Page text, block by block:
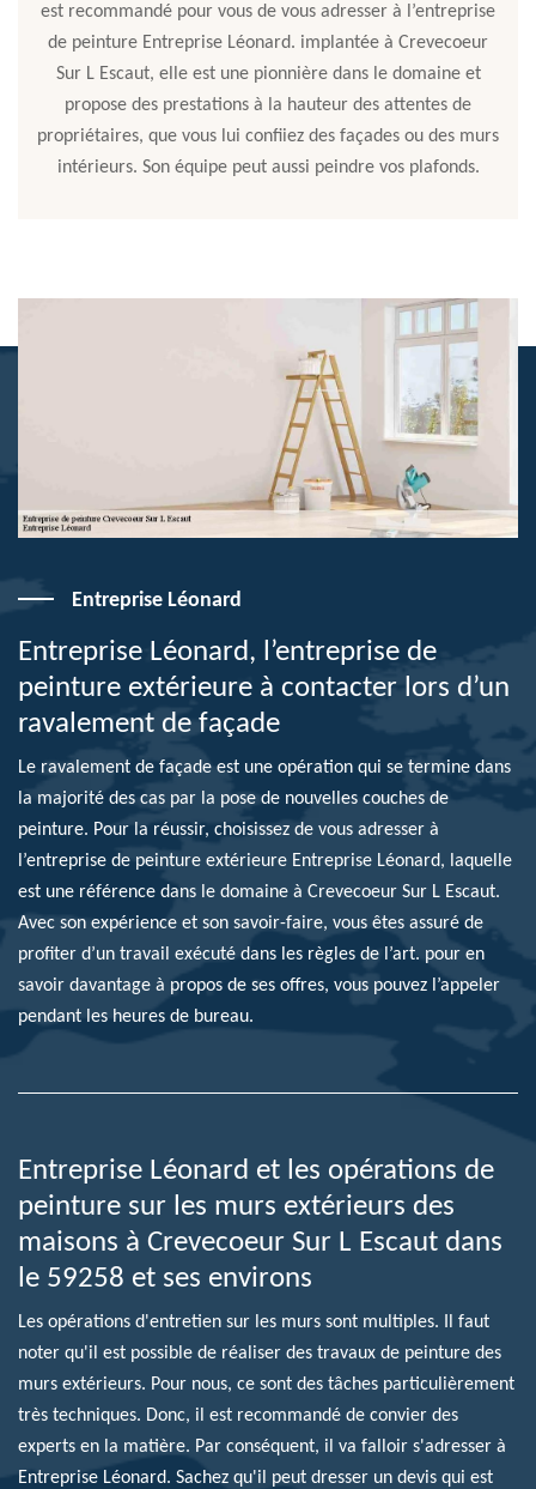
est recommandé pour vous de vous adresser à l’entreprise
de peinture Entreprise Léonard. implantée à Crevecoeur
Sur L Escaut, elle est une pionnière dans le domaine et
propose des prestations à la hauteur des attentes de
propriétaires, que vous lui confiiez des façades ou des murs
intérieurs. Son équipe peut aussi peindre vos plafonds.
Entreprise Léonard
Entreprise Léonard, l’entreprise de
peinture extérieure à contacter lors d’un
ravalement de façade
Le ravalement de façade est une opération qui se termine dans
la majorité des cas par la pose de nouvelles couches de
peinture. Pour la réussir, choisissez de vous adresser à
l’entreprise de peinture extérieure Entreprise Léonard, laquelle
est une référence dans le domaine à Crevecoeur Sur L Escaut.
Avec son expérience et son savoir-faire, vous êtes assuré de
profiter d’un travail exécuté dans les règles de l’art. pour en
savoir davantage à propos de ses offres, vous pouvez l’appeler
pendant les heures de bureau.
Entreprise Léonard et les opérations de
peinture sur les murs extérieurs des
maisons à Crevecoeur Sur L Escaut dans
le 59258 et ses environs
Les opérations d'entretien sur les murs sont multiples. Il faut
noter qu'il est possible de réaliser des travaux de peinture des
murs extérieurs. Pour nous, ce sont des tâches particulièrement
très techniques. Donc, il est recommandé de convier des
experts en la matière. Par conséquent, il va falloir s'adresser à
Entreprise Léonard. Sachez qu'il peut dresser un devis qui est